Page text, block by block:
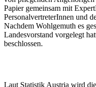
Papier gemeinsam mit
PersonalvertreterInnen und
Nachdem Wohlgemuth es
Landesvorstand vorgelegt
beschlossen.
Laut Statistik Austria wird